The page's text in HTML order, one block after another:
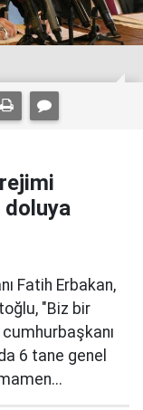
doluya
Fatih Erbakan,
"Biz bir
6 tane genel